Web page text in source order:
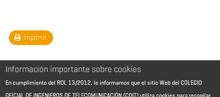
Imprimir
Información importante sobre cookies
En cumplimiento del RDL 13/2012, le informamos que el sitio Web del COLEGIO
OFICIAL DE INGENIEROS DE TELECOMUNICACIÓN (COIT) utiliza cookies para recopilar